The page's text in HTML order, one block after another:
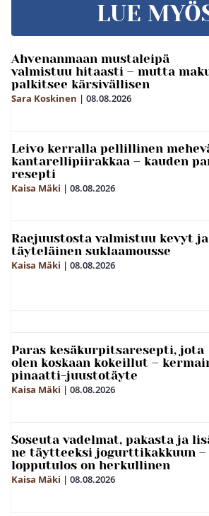
LUE
Ahvenanmaan mustaleipä
valmistuu hitaasti – mutta
palkitsee kärsivällisen
Sara Koskinen | 08.08.2026
Leivo kerralla pellillinen
kantarellipiirakkaa – kauden
resepti
Kaisa Mäki | 08.08.2026
Raejuustosta valmistuu kevyt ja
täyteläinen suklaamousse
Kaisa Mäki | 08.08.2026
Paras kesäkurpitsaresepti, jota
olen koskaan kokeillut –
pinaatti-juustotäyte
Kaisa Mäki | 08.08.2026
Soseuta vadelmat, pakasta ja
ne täytteeksi jogurttikakkuun –
lopputulos on herkullinen
Kaisa Mäki | 08.08.2026